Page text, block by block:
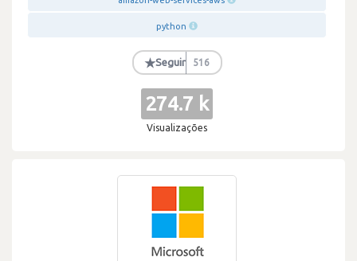
python
★Seguir 516
274.7 k
Visualizações